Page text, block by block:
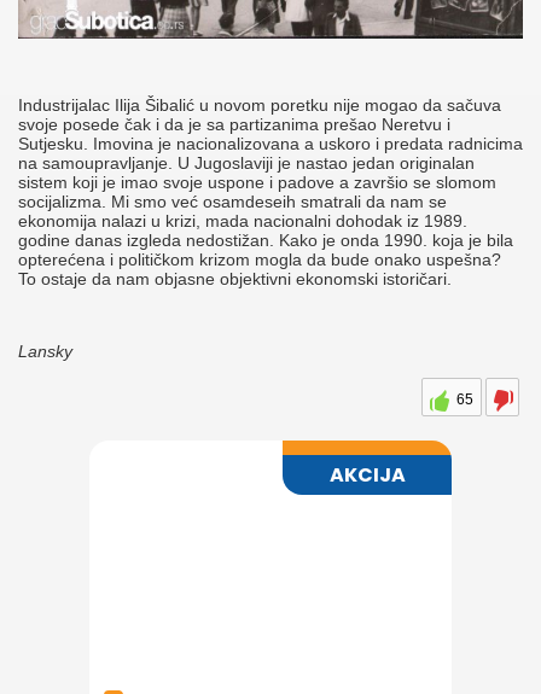
Industrijalac Ilija Šibalić u novom poretku nije mogao da sačuva
svoje posede čak i da je sa partizanima prešao Neretvu i
Sutjesku. Imovina je nacionalizovana a uskoro i predata radnicima
na samoupravljanje. U Jugoslaviji je nastao jedan originalan
sistem koji je imao svoje uspone i padove a završio se slomom
socijalizma. Mi smo već osamdeseih smatrali da nam se
ekonomija nalazi u krizi, mada nacionalni dohodak iz 1989.
godine danas izgleda nedostižan. Kako je onda 1990. koja je bila
opterećena i političkom krizom mogla da bude onako uspešna?
To ostaje da nam objasne objektivni ekonomski istoričari.
Lansky
65